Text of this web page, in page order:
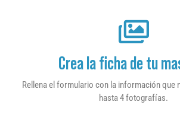
Crea la ficha de tu
Rellena el formulario con la información que
hasta 4 fotografías.